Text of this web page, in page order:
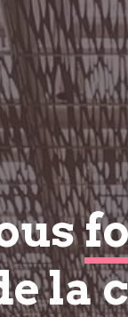
la